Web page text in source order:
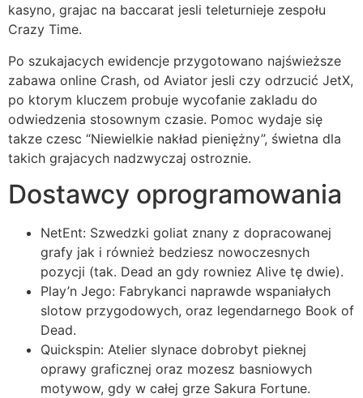
kasyno, grajac na baccarat jesli teleturnieje zespołu
Crazy Time.
Po szukajacych ewidencje przygotowano najświeższe
zabawa online Crash, od Aviator jesli czy odrzucić JetX,
po ktorym kluczem probuje wycofanie zakladu do
odwiedzenia stosownym czasie. Pomoc wydaje się
takze czesc “Niewielkie nakład pieniężny”, świetna dla
takich grajacych nadzwyczaj ostroznie.
Dostawcy oprogramowania
NetEnt: Szwedzki goliat znany z dopracowanej
grafy jak i również bedziesz nowoczesnych
pozycji (tak. Dead an gdy rowniez Alive tę dwie).
Play’n Jego: Fabrykanci naprawde wspaniałych
slotow przygodowych, oraz legendarnego Book of
Dead.
Quickspin: Atelier slynace dobrobyt pieknej
oprawy graficznej oraz mozesz basniowych
motywow, gdy w całej grze Sakura Fortune.